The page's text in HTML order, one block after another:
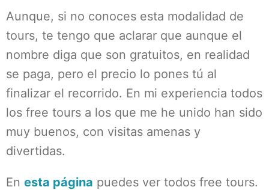
Aunque, si no conoces esta modalidad de
tours, te tengo que aclarar que aunque el
nombre diga que son gratuitos, en realidad
se paga, pero el precio lo pones tú al
finalizar el recorrido. En mi experiencia todos
los free tours a los que me he unido han sido
muy buenos, con visitas amenas y
divertidas.
En esta página puedes ver todos free tours.